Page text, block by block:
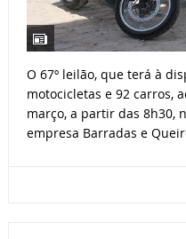
O 67º leilão, que terá à
motocicletas e 92 carros,
março, a partir das 8h30,
empresa Barradas e